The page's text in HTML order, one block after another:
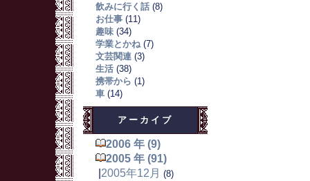
飲みに行く話 (8)
お仕事 (11)
趣味 (34)
学業とかね (7)
文芸関連 (3)
生活 (38)
携帯から (1)
車 (14)
アーカイブ
2006 年 (9)
2005 年 (91)
2005年12月 (8)